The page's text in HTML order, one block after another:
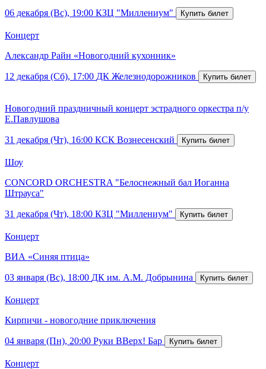
06 декабря (Вс), 19:00 КЗЦ "Миллениум"
Концерт
Александр Райн «Новогодний кухонник»
12 декабря (Сб), 17:00 ДК Железнодорожников
Новогодний праздничный концерт эстрадного оркестра п/у
Е.Павлушова
31 декабря (Чт), 16:00 КСК Вознесенский
Шоу
CONCORD ORCHESTRA "Белоснежный бал Иоганна
Штрауса"
31 декабря (Чт), 18:00 КЗЦ "Миллениум"
Концерт
ВИА «Синяя птица»
03 января (Вс), 18:00 ДК им. А.М. Добрынина
Концерт
Кирпичи - новогодние приключения
04 января (Пн), 20:00 Руки ВВерх! Бар
Концерт